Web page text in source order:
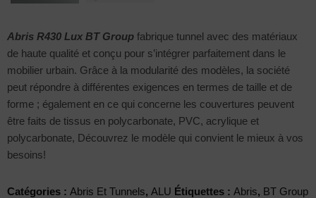
Abris R430 Lux BT Group fabrique tunnel avec des matériaux
de haute qualité et conçu pour s’intégrer parfaitement dans le
mobilier urbain. Grâce à la modularité des modèles, la société
peut répondre à différentes exigences en termes de taille et de
forme ; également en ce qui concerne les couvertures peuvent
être faits de tissus en polycarbonate, PVC, acrylique et
polycarbonate, Découvrez le modèle qui convient le mieux à vos
besoins!
Catégories : Abris Et Tunnels, ALU Étiquettes : Abris, BT Group